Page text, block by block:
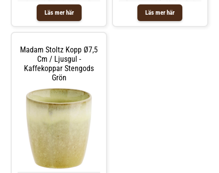
Läs mer här
muggen från Madam Stoltz- Brun
yta med en vacker glansig kant.-
Gjord av stengods.Skötselråd för
Royal Design.
Läs mer här
Höjd: 8 cm.- Diameter: 7 cm.-
Gjord av stengods.- Varje artikel
är unik och kan variera något i
Madam Stoltz Kopp Ø7,5
Cm / Ljusgul -
Kaffekoppar Stengods
Grön